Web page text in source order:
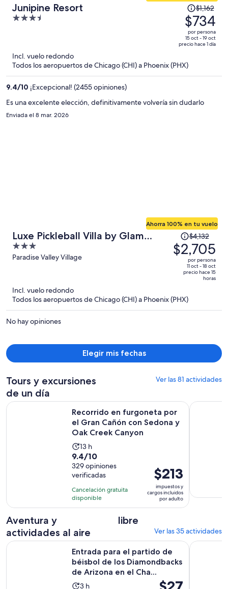
Junipine Resort
3.5
El
precio
era
de
$1,162
y
ahora
$734
$1,162
$734
por persona
15 oct - 19 oct
precio hace 1 día
Incl. vuelo redondo
Todos los aeropuertos de Chicago (CHI) a Phoenix (PHX)
9.4/10 ¡Excepcional! (2455 opiniones)
Es una excelente elección, definitivamente volvería sin dudarlo
Enviada el 8 mar. 2026
Luxe Pickleball Villa by Glam
Homes
3
out
Paradise Valley Village
Ahorra 100% en tu vuelo
precio
era
$4,132
ahora
es
por
$4,132
$2,705
por persona
11 oct - 18 oct
precio hace 15
horas
Incl. vuelo redondo
Todos los aeropuertos de Chicago (CHI) a Phoenix (PHX)
No hay opiniones
Elegir mis fechas
Tours y excursiones
de un día
Ver las 81 actividades
Recorrido en furgoneta por
el Gran Cañón con Sedona y
Oak Creek Canyon
La
actividad
dura
13
horas
13 h
9.4
de
10
con
329
opiniones
9.4/10
329 opiniones
verificadas
Cancelación gratuita
disponible
El
precio
es
de
adulto
$213
impuestos y
cargos incluidos
por adulto
Recorrido en furgoneta por el Gran Cañón con Sedona y
Tour del
Aventura y
actividades al aire
libre
Ver las 35 actividades
Entrada para el partido de
béisbol de los Diamondbacks
de Arizona en el Cha...
La
3 h
El
Entrada para el partido de béisbol de los Diamondbacks de
Caminata